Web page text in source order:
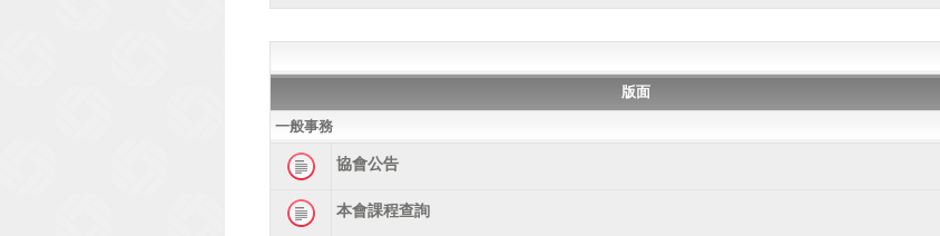
版面
一般事務
協會公告
本會課程查詢